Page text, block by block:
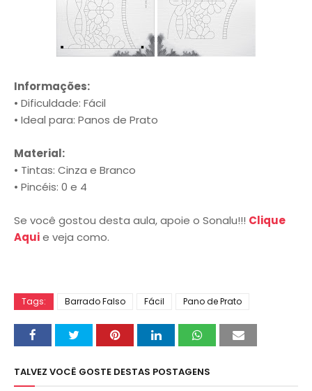
Informações:
• Dificuldade: Fácil
• Ideal para: Panos de Prato
Material:
• Tintas: Cinza e Branco
• Pincéis: 0 e 4
Se você gostou desta aula, apoie o Sonalu!!! Clique
Aquie veja como.
Tags: Barrado Falso Fácil Pano de Prato
TALVEZ VOCÊ GOSTE DESTAS POSTAGENS